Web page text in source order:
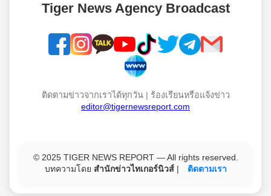
Tiger News Agency Broadcast
ติดตามข่าวจากเราได้ทุกวัน | ร้องเรียนหรือแจ้งข่าว
editor@tigernewsreport.com
© 2025 TIGER NEWS REPORT — All rights reserved.
บทความโดย สำนักข่าวไทเกอร์นิวส์| ติดตามเรา